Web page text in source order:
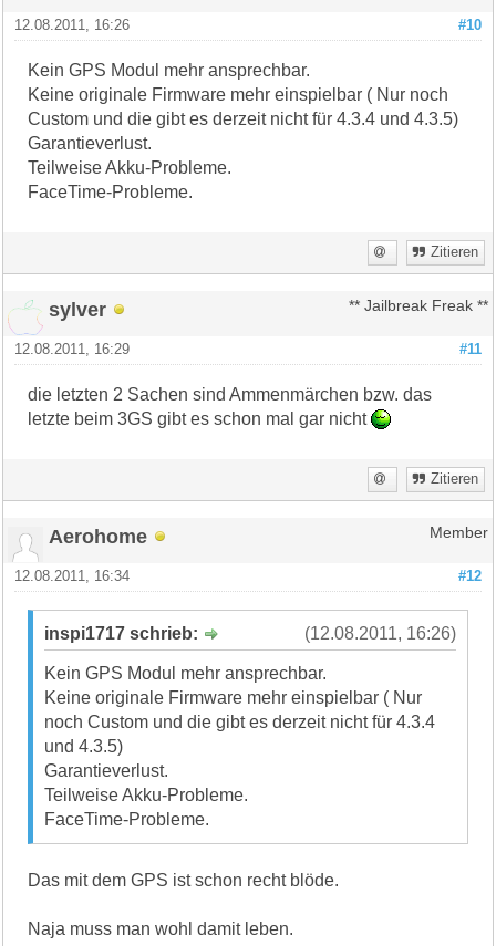
#10
12.08.2011, 16:26
Kein GPS Modul mehr ansprechbar.
Keine originale Firmware mehr einspielbar ( Nur noch
Custom und die gibt es derzeit nicht für 4.3.4 und 4.3.5)
Garantieverlust.
Teilweise Akku-Probleme.
FaceTime-Probleme.
Zitieren
sylver ** Jailbreak Freak **
#11
12.08.2011, 16:29
die letzten 2 Sachen sind Ammenmärchen bzw. das
letzte beim 3GS gibt es schon mal gar nicht
Zitieren
Aerohome Member
#12
12.08.2011, 16:34
(12.08.2011, 16:26)
inspi1717 schrieb:
Kein GPS Modul mehr ansprechbar.
Keine originale Firmware mehr einspielbar ( Nur
noch Custom und die gibt es derzeit nicht für 4.3.4
und 4.3.5)
Garantieverlust.
Teilweise Akku-Probleme.
FaceTime-Probleme.
Das mit dem GPS ist schon recht blöde.
Naja muss man wohl damit leben.